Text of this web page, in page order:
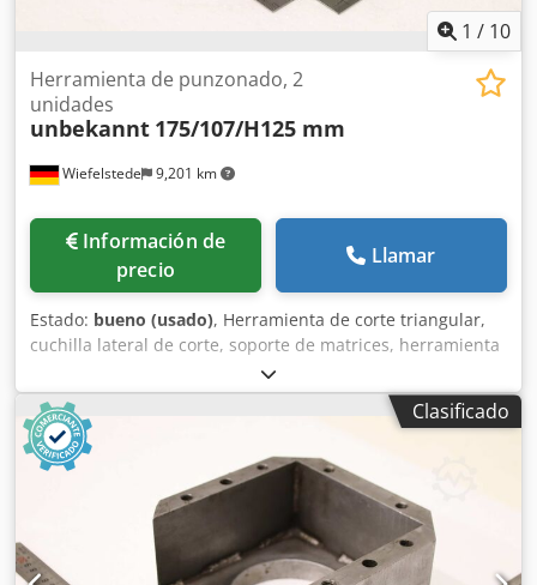
1 / 10
Wiefelstede 9,201 km
Herramienta de punzonado, 2
unidades
unbekannt 175/107/H125 mm
Información de
precio
Llamar
Estado: bueno (usado), Herramienta de corte triangular,
cuchilla lateral de corte, soporte de matrices, herramienta
de separación, herramienta de estampación, troquel,
matriz de estampación, punzón de corte angular, punzón
de estampación, punzón de corte cuadrado, punzón de
corte, herramienta de corte Dsdpozr Hlnsfx Alnjck -
Herramienta de estampación: para cizalla de acero
perfilado, cizalla de acero plano, 2 unidades -Distancia
entre orificios: 135 x Ø17 mm -Dimensiones: ver fotos -
Entrega/precio: completo -Dimensiones por unidad:
175/107/125 mm (alto) -Peso: 6,1 kg/unidad
Clasificado